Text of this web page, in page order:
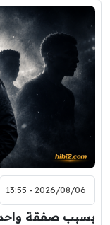
2026/08/06 - 13:55
بسبب صفقة